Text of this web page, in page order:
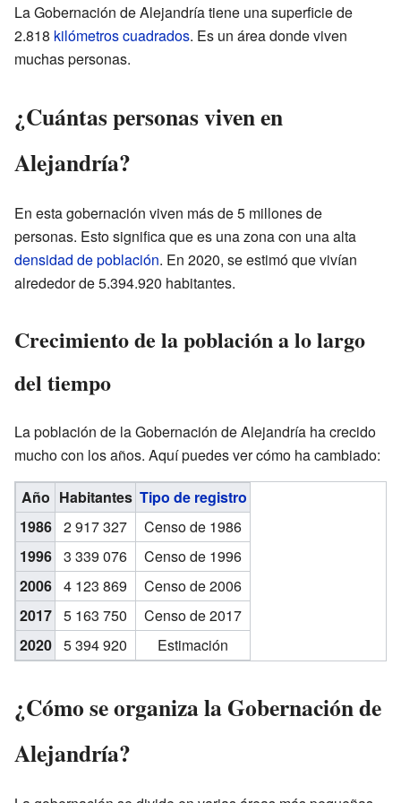
La Gobernación de Alejandría tiene una superficie de
2.818 kilómetros cuadrados. Es un área donde viven
muchas personas.
¿Cuántas personas viven en
Alejandría?
En esta gobernación viven más de 5 millones de
personas. Esto significa que es una zona con una alta
densidad de población. En 2020, se estimó que vivían
alrededor de 5.394.920 habitantes.
Crecimiento de la población a lo largo
del tiempo
La población de la Gobernación de Alejandría ha crecido
mucho con los años. Aquí puedes ver cómo ha cambiado:
Año Habitantes Tipo de registro
1986 2 917 327
Censo de 1986
1996 3 339 076
Censo de 1996
2006 4 123 869
Censo de 2006
2017 5 163 750
Censo de 2017
2020 5 394 920 Estimación
¿Cómo se organiza la Gobernación de
Alejandría?